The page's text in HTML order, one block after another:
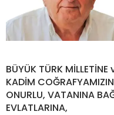
BÜYÜK TÜRK MİLLETİNE
KADİM COĞRAFYAMIZIN
ONURLU, VATANINA
EVLATLARINA,